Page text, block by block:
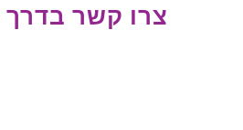
צרו קשר